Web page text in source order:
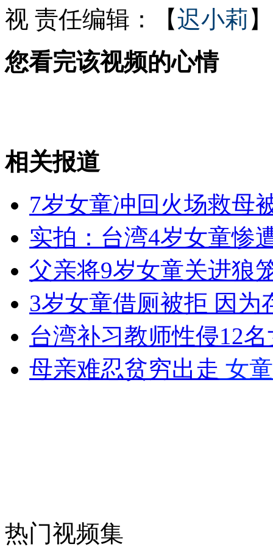
揭秘美国总统特勤组
泰坦尼克号纪念之旅重现当年场景
山西运城恶犬咬伤多人 警民合力深夜将其击毙
女孩北京地铁殴打老人 痛下狠手拳打脚踢
无痛分娩是否安全 医生回应
外交部：反对强权政治霸凌主义
外交部：有关国家言论片面不公正
视 责任编辑：【迟小莉 】
您看完该视频的心情
相关报道
7岁女童冲回火场救母
实拍：台湾4岁女童惨
父亲将9岁女童关进狼
3岁女童借厕被拒 因为
台湾补习教师性侵12
母亲难忍贫穷出走 女童
热门视频集